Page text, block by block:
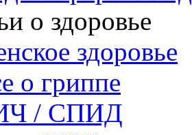
о здоровье
здоровье
о гриппе
/ СПИД